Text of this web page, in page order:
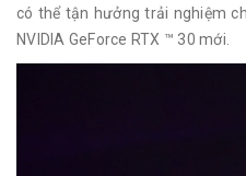
có thể tận hưởng trải nghiệm
NVIDIA GeForce RTX ™ 30 mới.